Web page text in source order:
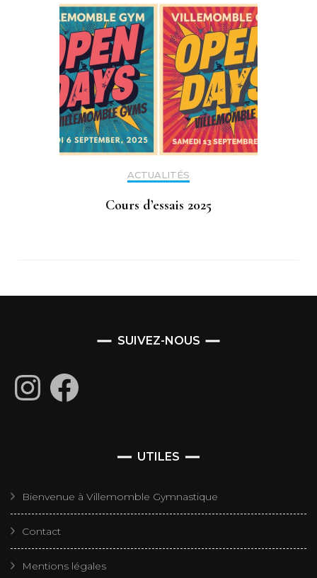
ACTUALITÉS
Cours d’essais 2025
SUIVEZ-NOUS
InstagramFacebook
UTILES
Bienvenue à Villemomble Gymnastique
Contact
Mentions légales